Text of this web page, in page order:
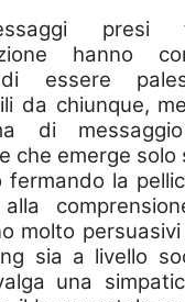
presi
hanno
di essere
da chiunque,
di
che emerge solo
fermando la
molto
sia a livello
una